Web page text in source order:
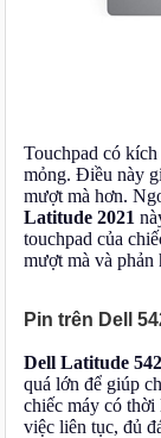
Touchpad có
mỏng. Điều này
mượt mà hơn.
Latitude 2021
touchpad của
mượt mà và phản
Pin trên Dell
Dell Latitude
quá lớn để giúp
chiếc máy có
việc liên tục, đủ